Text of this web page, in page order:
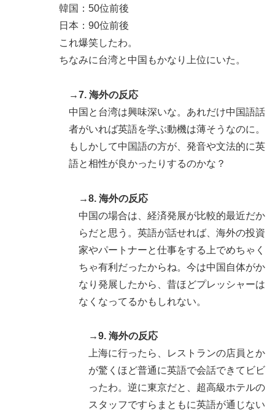
韓国：50位前後
日本：90位前後
これ爆笑したわ。
ちなみに台湾と中国もかなり上位にいた。
→7. 海外の反応
中国と台湾は興味深いな。あれだけ中国語話
者がいれば英語を学ぶ動機は薄そうなのに。
もしかして中国語の方が、発音や文法的に英
語と相性が良かったりするのかな？
→8. 海外の反応
中国の場合は、経済発展が比較的最近だか
らだと思う。英語が話せれば、海外の投資
家やパートナーと仕事をする上でめちゃく
ちゃ有利だったからね。今は中国自体がか
なり発展したから、昔ほどプレッシャーは
なくなってるかもしれない。
→9. 海外の反応
上海に行ったら、レストランの店員とか
が驚くほど普通に英語で会話できてビビ
ったわ。逆に東京だと、超高級ホテルの
スタッフですらまともに英語が通じない